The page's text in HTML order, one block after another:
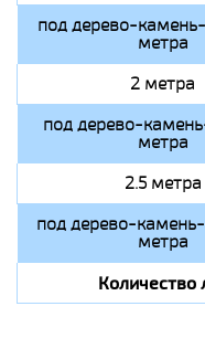
под дерево-
метра
2 метра
под дерево-
метра
2.5 метра
под дерево-
метра
Количество